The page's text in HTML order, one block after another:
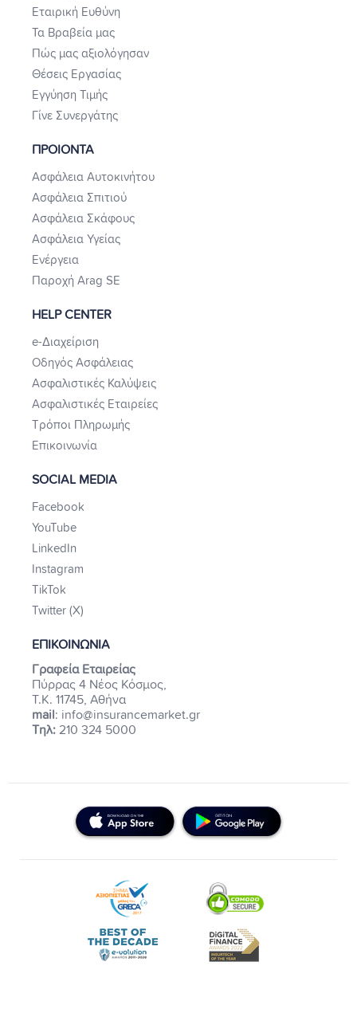
Εταιρική Ευθύνη
Τα Βραβεία μας
Πώς μας αξιολόγησαν
Θέσεις Εργασίας
Εγγύηση Τιμής
Γίνε Συνεργάτης
ΠΡΟΙΟΝΤΑ
Ασφάλεια Αυτοκινήτου
Ασφάλεια Σπιτιού
Ασφάλεια Σκάφους
Ασφάλεια Υγείας
Ενέργεια
Παροχή Arag SE
HELP CENTER
e-Διαχείριση
Οδηγός Ασφάλειας
Ασφαλιστικές Καλύψεις
Ασφαλιστικές Εταιρείες
Τρόποι Πληρωμής
Επικοινωνία
SOCIAL MEDIA
Facebook
YouTube
LinkedIn
Instagram
TikTok
Twitter (X)
ΕΠΙΚΟΙΝΩΝΙΑ
Γραφεία Εταιρείας
Πύρρας 4 Νέος Κόσμος,
Τ.Κ. 11745, Αθήνα
mail : info@insurancemarket.gr
Τηλ: 210 324 5000